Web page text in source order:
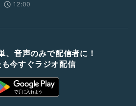
12:00
、音声のみで配信者に！
今すぐラジオ配信